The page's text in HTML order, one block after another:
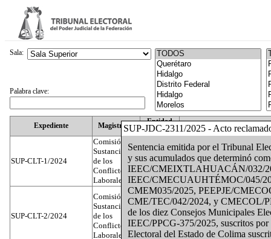
SUP-JDC-2311/2025 - Acto
Sentencia emitida por el Tribunal
y sus acumulados que determinó
IEEC/CMEIXTLAHUACÁN/032/
IEEC/CMECUAUHTÉMOC/045/
CMEM035/2025, PEEPJE/
CME/TEC/042/2024, y CMECOL/
de los diez Consejos Municipales
IEEC/PPCG-375/2025, suscritos
Electoral del Estado de Colima
Expediente Magistrado
Entidad
Federativa
SUP-CLT-1/2024
Comisión
Sustanciadora
de los
Conflictos
Laborales
Federal Juan José Serrato Velasco
SUP-CLT-2/2024
Comisión
Sustanciadora
de los
Conflictos
Laborales
Federal José Luis Muñoz Zambrano
Sala:
Palabra clave: